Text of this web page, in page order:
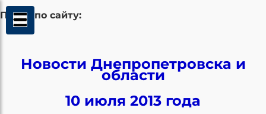
Поиск по сайту:
Новости Днепропетровска и
области
10 июля 2013 года